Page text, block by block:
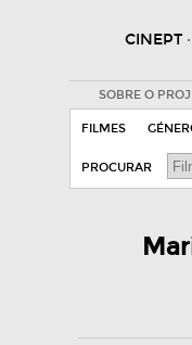
CINEPT
SOBRE O
FILMES
PROCURAR